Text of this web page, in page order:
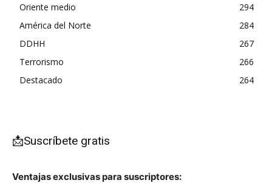
Oriente medio
294
América del Norte
284
DDHH
267
Terrorismo
266
Destacado
264
📩Suscríbete gratis
Ventajas exclusivas para suscriptores: